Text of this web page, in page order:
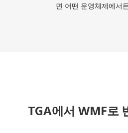
면 어떤 운영체제에서
TGA에서 WMF로